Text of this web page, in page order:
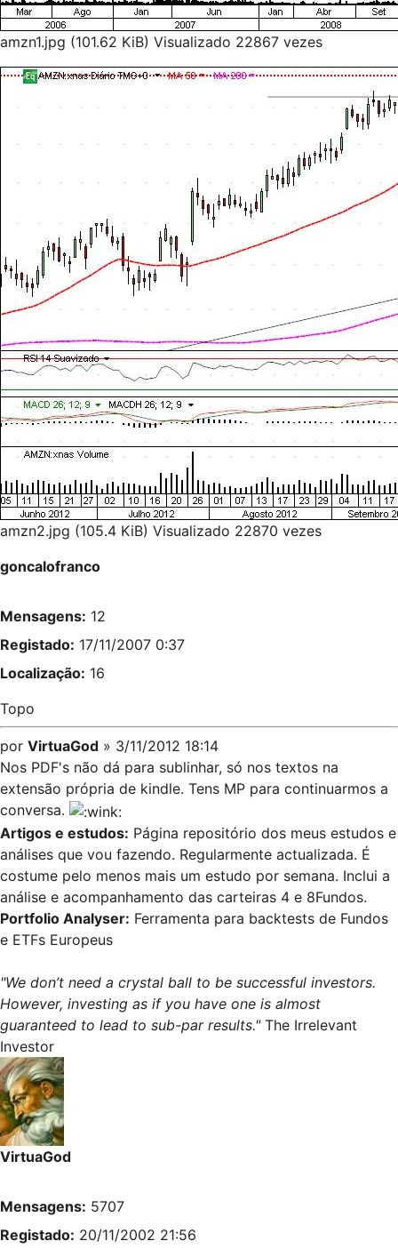
amzn1.jpg (101.62 KiB) Visualizado 22867 vezes
amzn2.jpg (105.4 KiB) Visualizado 22870 vezes
goncalofranco
Mensagens: 12
Registado: 17/11/2007 0:37
Localização: 16
Topo
por VirtuaGod » 3/11/2012 18:14
Nos PDF's não dá para sublinhar, só nos textos na
extensão própria de kindle. Tens MP para continuarmos a
conversa.
Artigos e estudos: Página repositório dos meus estudos e
análises que vou fazendo. Regularmente actualizada. É
costume pelo menos mais um estudo por semana. Inclui a
análise e acompanhamento das carteiras 4 e 8Fundos.
Portfolio Analyser: Ferramenta para backtests de Fundos
e ETFs Europeus
"We don’t need a crystal ball to be successful investors.
However, investing as if you have one is almost
guaranteed to lead to sub-par results."The Irrelevant
Investor
VirtuaGod
Mensagens: 5707
Registado: 20/11/2002 21:56